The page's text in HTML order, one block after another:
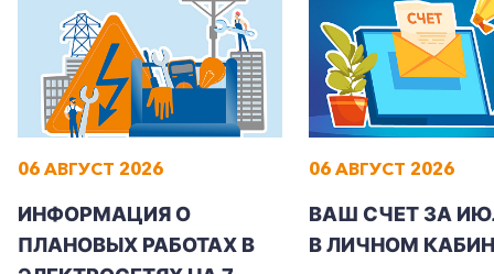
06 АВГУСТ 2026
ИНФОРМАЦИЯ О
ПЛАНОВЫХ РАБОТАХ В
06 АВГУСТ 2026
ВАШ СЧЕТ ЗА
В ЛИЧНОМ